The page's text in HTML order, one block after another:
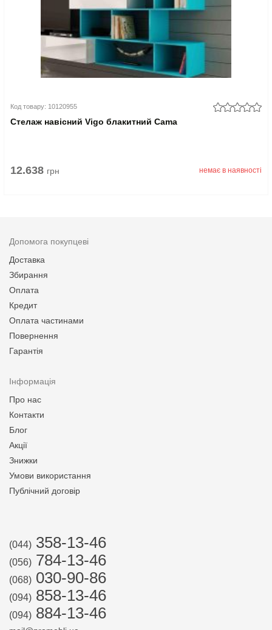
Код товару: 10120955
Стелаж навісний Vigo блакитний Cama
12.638 грн немає в наявності
Допомога покупцеві
Доставка
Збирання
Оплата
Кредит
Оплата частинами
Повернення
Гарантія
Інформація
Про нас
Контакти
Блог
Акції
Знижки
Умови використання
Публічний договір
(044) 358-13-46
(056) 784-13-46
(068) 030-90-86
(094) 858-13-46
(094) 884-13-46